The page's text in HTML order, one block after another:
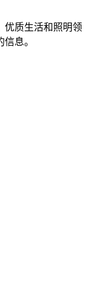
优质生活和照明领
息。